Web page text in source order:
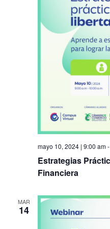
mayo 10, 2024 | 9:00 am-
Estrategias
Financiera
MAR
14